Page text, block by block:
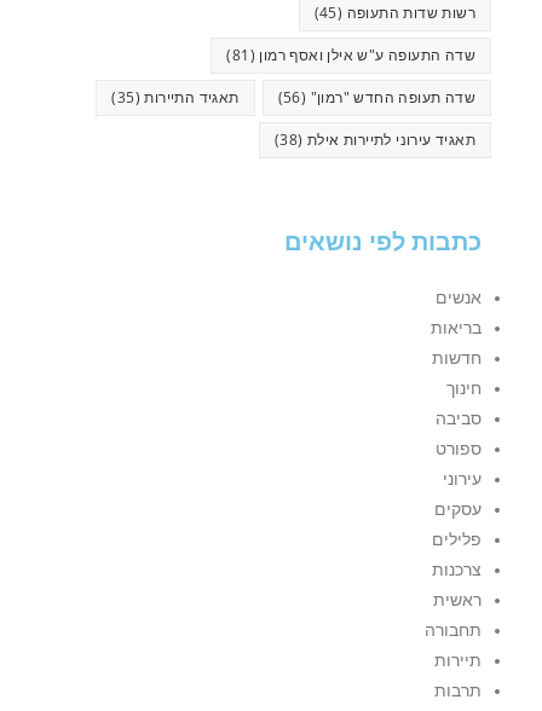
רשות שדות התעופה (45)
שדה התעופה ע"ש אילן ואסף רמון (81)
שדה תעופה החדש "רמון" (56) תאגיד התיירות(35)
תאגיד עירוני לתיירות אילת (38)
כתבות לפי נושאים
אנשים
בריאות
חדשות
חינוך
סביבה
ספורט
עירוני
עסקים
פלילים
צרכנות
ראשית
תחבורה
תיירות
תרבות